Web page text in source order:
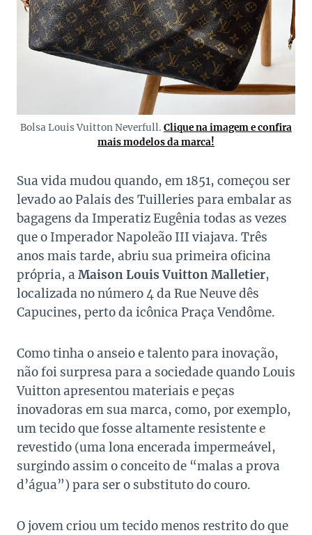
Bolsa Louis Vuitton Neverfull. Clique na imagem e confira
mais modelos da marca!
Sua vida mudou quando, em 1851, começou ser
levado ao Palais des Tuilleries para embalar as
bagagens da Imperatiz Eugênia todas as vezes
que o Imperador Napoleão III viajava. Três
anos mais tarde, abriu sua primeira oficina
própria, a Maison Louis Vuitton Malletier,
localizada no número 4 da Rue Neuve dês
Capucines, perto da icônica Praça Vendôme.
Como tinha o anseio e talento para inovação,
não foi surpresa para a sociedade quando Louis
Vuitton apresentou materiais e peças
inovadoras em sua marca, como, por exemplo,
um tecido que fosse altamente resistente e
revestido (uma lona encerada impermeável,
surgindo assim o conceito de “malas a prova
d’água”) para ser o substituto do couro.
O jovem criou um tecido menos restrito do que